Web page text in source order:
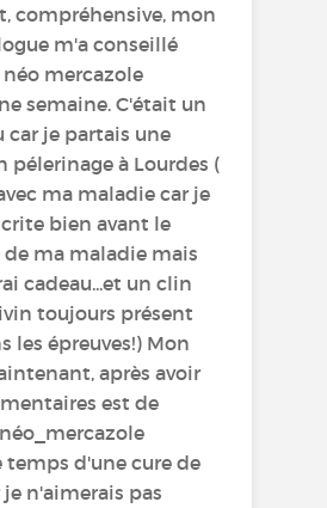
compréhensive, mon
m'a conseillé
mercazole
semaine. C'était un
car je partais une
pélerinage à Lourdes (
ma maladie car je
bien avant le
ma maladie mais
cadeau...et un clin
toujours présent
les épreuves!) Mon
après avoir
est de
d'une cure de
je n'aimerais pas